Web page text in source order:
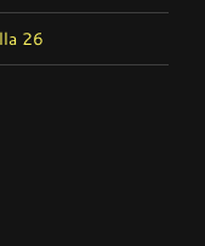
26